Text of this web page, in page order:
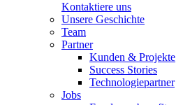
Kontaktiere uns
Unsere Geschichte
Team
Partner
Kunden & Projekte
Success Stories
Technologiepartner
Jobs